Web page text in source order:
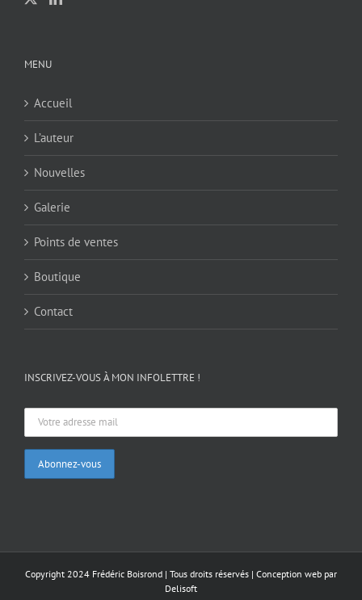
MENU
Accueil
L’auteur
Nouvelles
Galerie
Points de ventes
Boutique
Contact
INSCRIVEZ-VOUS À MON INFOLETTRE !
Copyright 2024 Frédéric Boisrond | Tous droits réservés | Conception web par
Delisoft